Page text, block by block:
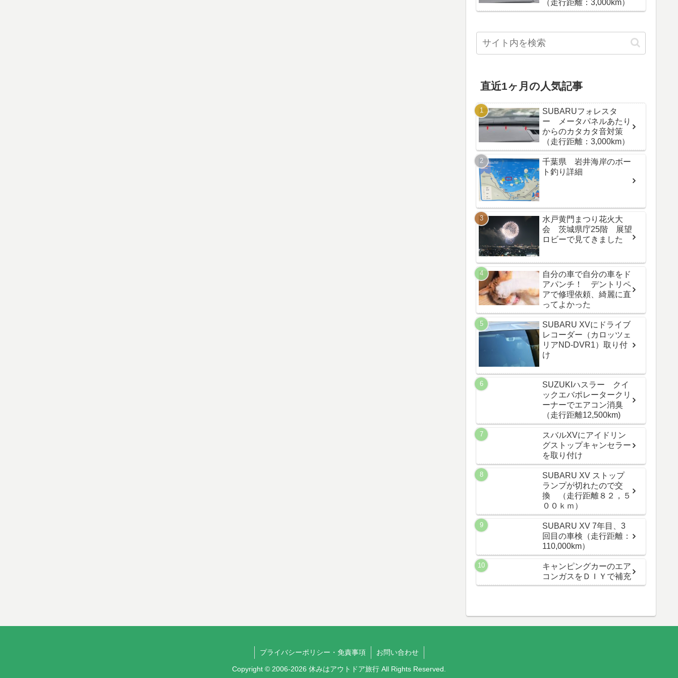
（走行距離：3,000km）
直近1ヶ月の人気記事
SUBARUフォレスタ
ー メータパネルあたり
からのカタカタ音対策
（走行距離：3,000km）
千葉県 岩井海岸のボー
ト釣り詳細
水戸黄門まつり花火大
会 茨城県庁25階 展望
ロビーで見てきました
自分の車で自分の車をド
アパンチ！ デントリペ
アで修理依頼、綺麗に直
ってよかった
SUBARU XVにドライブ
レコーダー（カロッツェ
リアND-DVR1）取り付
け
SUZUKIハスラー クイ
ックエバポレータークリ
ーナーでエアコン消臭
（走行距離12,500km)
スバルXVにアイドリン
グストップキャンセラー
を取り付け
SUBARU XV ストップ
ランプが切れたので交
換 （走行距離８２，５
００ｋｍ）
SUBARU XV 7年目、3
回目の車検（走行距離：
110,000km）
キャンピングカーのエア
コンガスをＤＩＹで補充
プライバシーポリシー・免責事項 お問い合わせ
Copyright © 2006-2026 休みはアウトドア旅行 All Rights Reserved.